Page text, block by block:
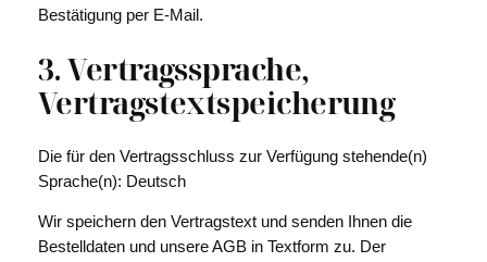
Bestätigung per E-Mail.
3. Vertragssprache,
Vertragstextspeicherung
Die für den Vertragsschluss zur Verfügung stehende(n)
Sprache(n): Deutsch
Wir speichern den Vertragstext und senden Ihnen die
Bestelldaten und unsere AGB in Textform zu. Der